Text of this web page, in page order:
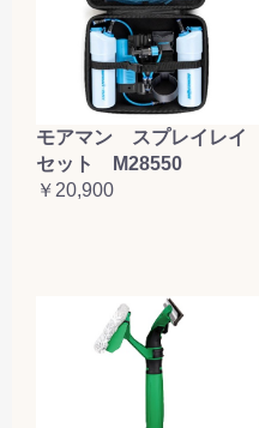
モアマン スプレイレイ
セット M28550
￥20,900